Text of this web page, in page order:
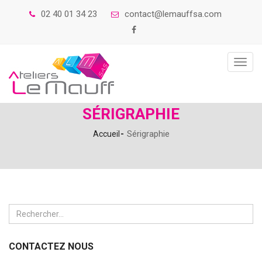
02 40 01 34 23 contact@lemauffsa.com
SÉRIGRAPHIE
Accueil Sérigraphie
CONTACTEZ NOUS